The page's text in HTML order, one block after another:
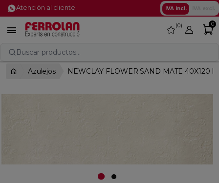
Atención al cliente IVA incl.
 favorite
0 0
Buscar productos...
Azulejos NEWCLAY FLOWER SAND MATE 40X120